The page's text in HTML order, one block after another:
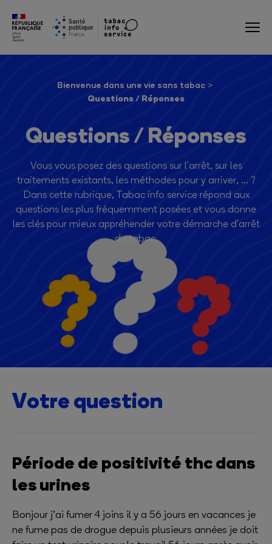
Bienvenue dans une vie sans tabac
Questions / Réponses
Questions / Réponses
Vous vous posez des questions sur l'arrêt, sur les
traitements existants, les méthodes pour y arriver, ... ?
Dans cette rubrique, Tabac info service répond aux
questions les plus fréquemment posées et vous donne
les clés pour mieux appréhender votre démarche d'arrêt
du tabac.
Votre question
Période de positivité thc dans
les urines
Bonjour j’ai fumer 4 joins il y a 56 jours en vacances je
ne fume pas de drogue depuis plusieurs années je doit